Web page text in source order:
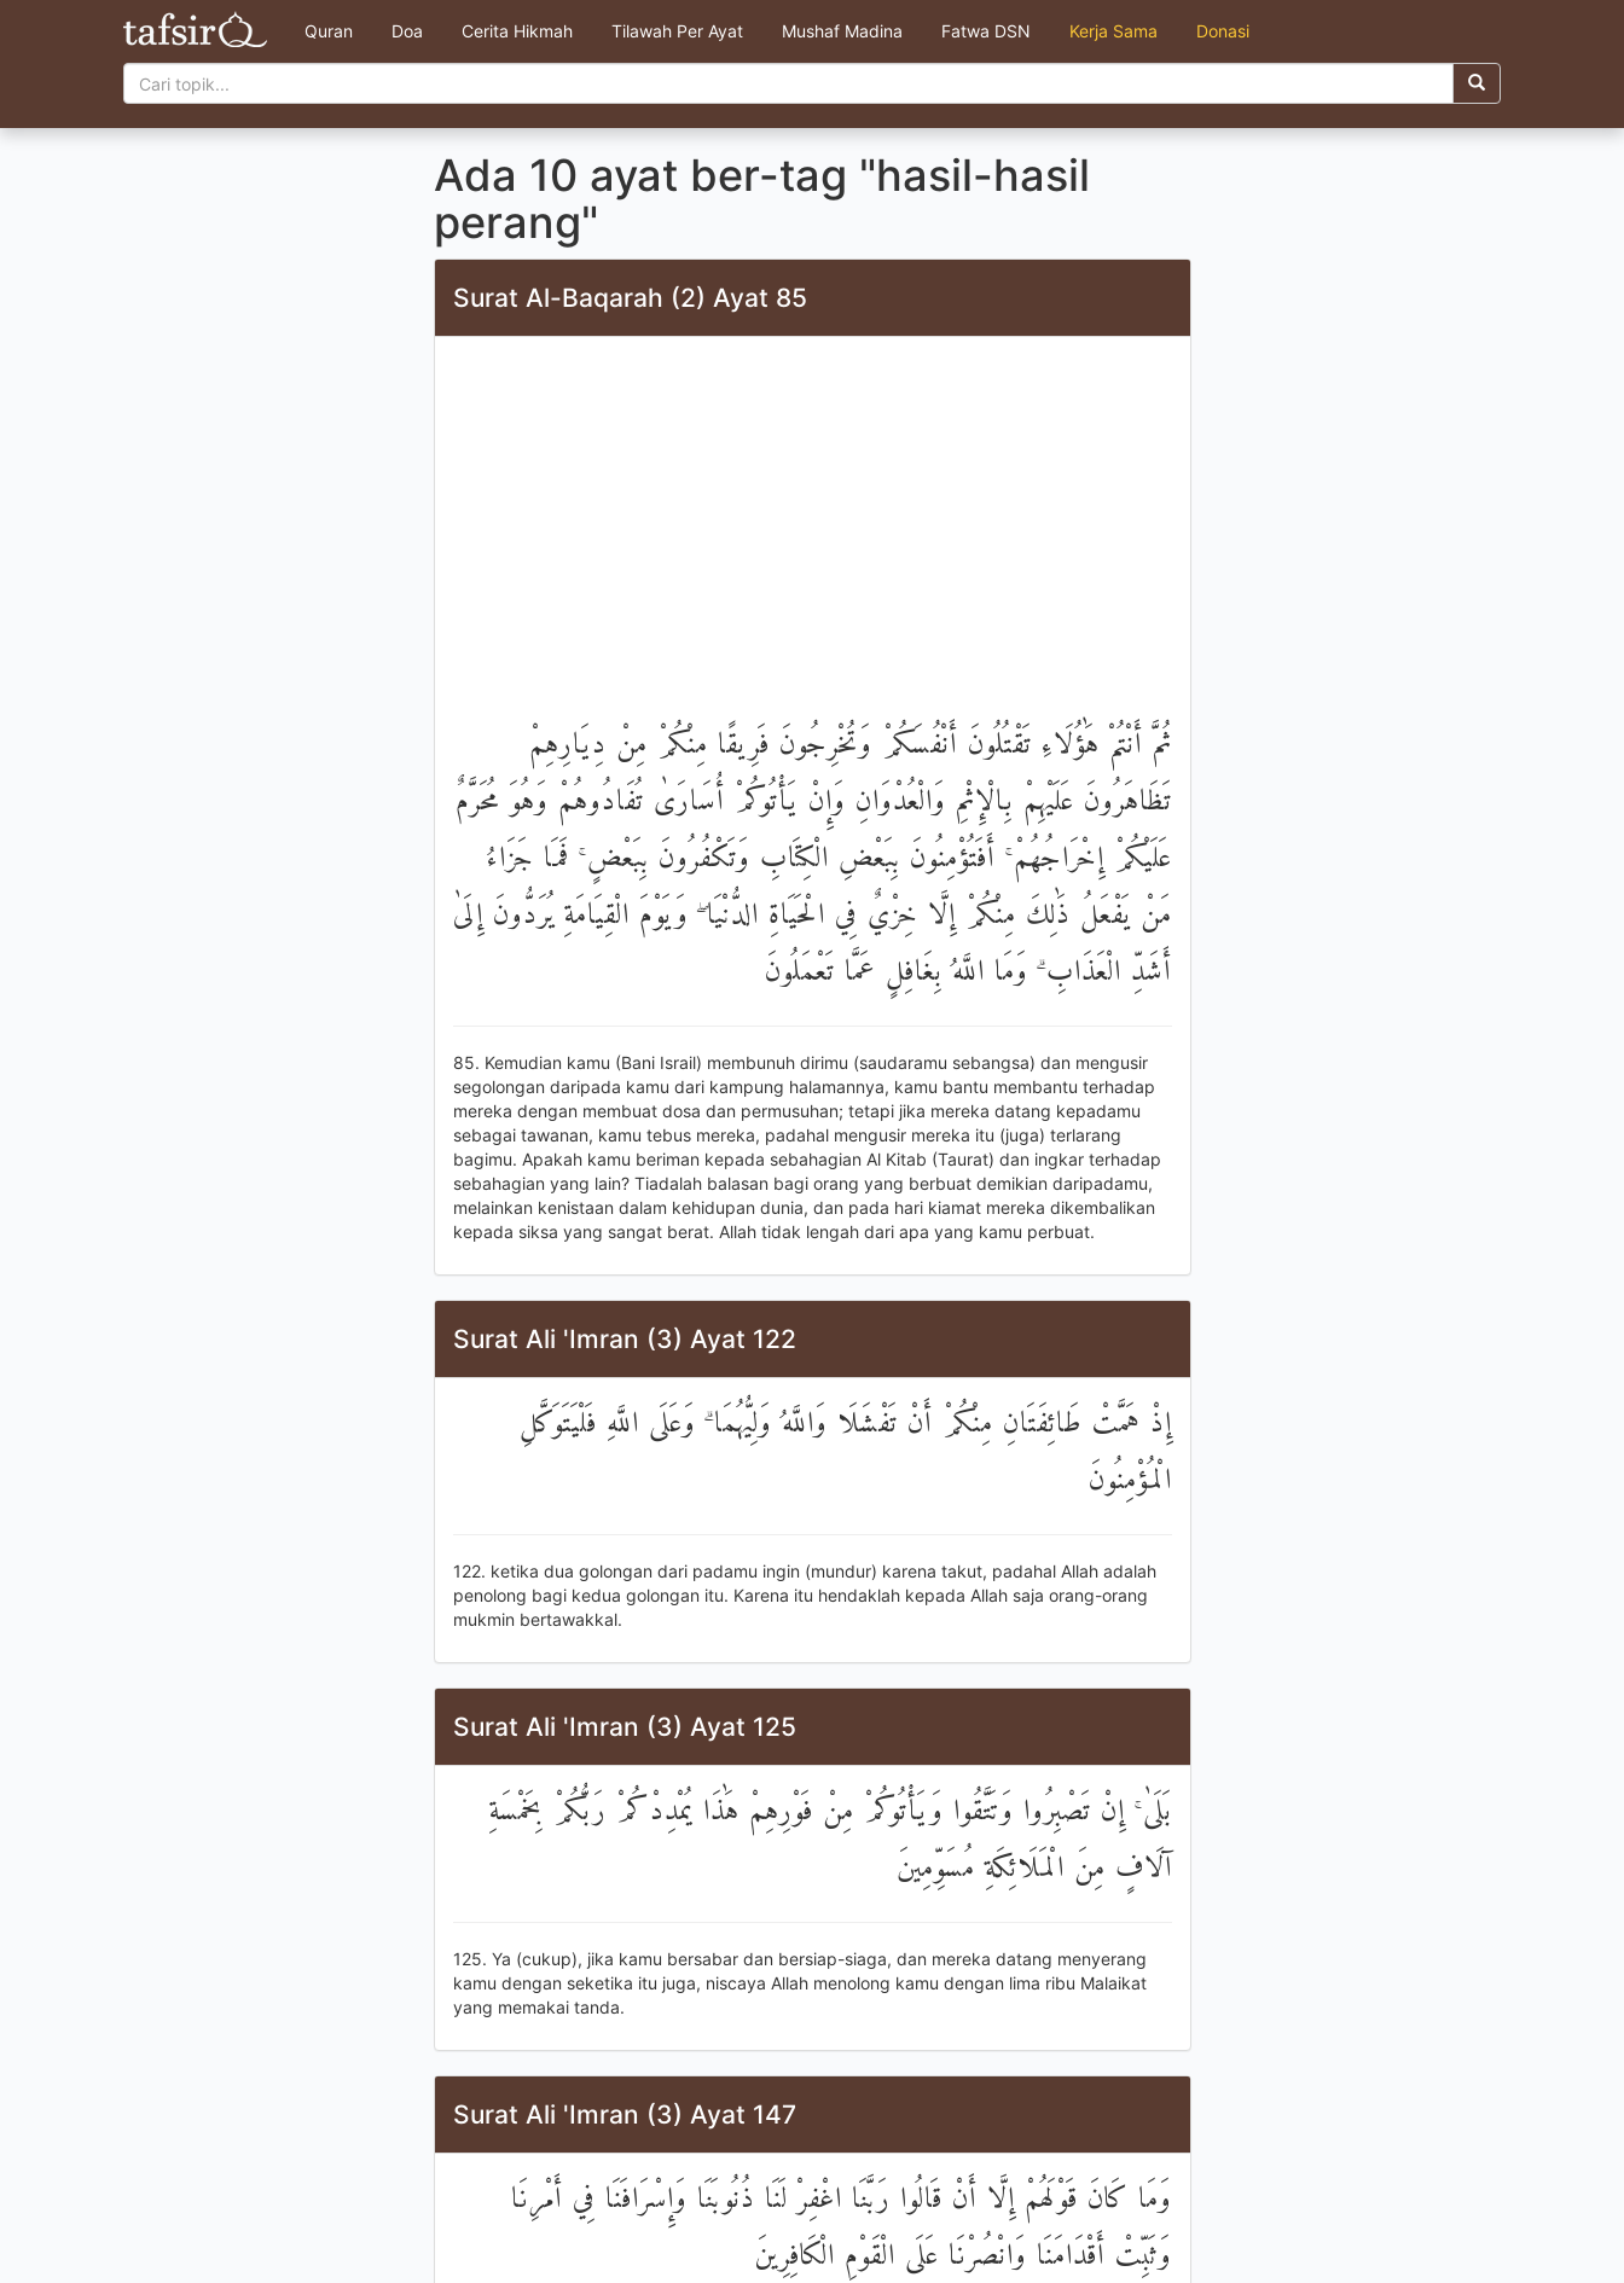
Quran Doa Cerita Hikmah Tilawah Per Ayat Mushaf Madina Fatwa DSN Kerja Sama Donasi
Ada 10 ayat ber-tag "hasil-hasil
perang"
Surat Al-Baqarah (2) Ayat 85
ثُمَّ أَنْتُمْ هَٰؤُلَاءِ تَقْتُلُونَ أَنْفُسَكُمْ وَتُخْرِجُونَ فَرِيقًا مِنْكُمْ مِنْ دِيَارِهِمْ
تَظَاهَرُونَ عَلَيْهِمْ بِالْإِثْمِ وَالْعُدْوَانِ وَإِنْ يَأْتُوكُمْ أُسَارَىٰ تُفَادُوهُمْ وَهُوَ مُحَرَّمٌ
عَلَيْكُمْ إِخْرَاجُهُمْ ۚ أَفَتُؤْمِنُونَ بِبَعْضِ الْكِتَابِ وَتَكْفُرُونَ بِبَعْضٍ ۚ فَمَا جَزَاءُ
مَنْ يَفْعَلُ ذَٰلِكَ مِنْكُمْ إِلَّا خِزْيٌ فِي الْحَيَاةِ الدُّنْيَا ۖ وَيَوْمَ الْقِيَامَةِ يُرَدُّونَ إِلَىٰ
أَشَدِّ الْعَذَابِ ۗ وَمَا اللَّهُ بِغَافِلٍ عَمَّا تَعْمَلُونَ
85. Kemudian kamu (Bani Israil) membunuh dirimu (saudaramu sebangsa) dan mengusir
segolongan daripada kamu dari kampung halamannya, kamu bantu membantu terhadap
mereka dengan membuat dosa dan permusuhan; tetapi jika mereka datang kepadamu
sebagai tawanan, kamu tebus mereka, padahal mengusir mereka itu (juga) terlarang
bagimu. Apakah kamu beriman kepada sebahagian Al Kitab (Taurat) dan ingkar terhadap
sebahagian yang lain? Tiadalah balasan bagi orang yang berbuat demikian daripadamu,
melainkan kenistaan dalam kehidupan dunia, dan pada hari kiamat mereka dikembalikan
kepada siksa yang sangat berat. Allah tidak lengah dari apa yang kamu perbuat.
Surat Ali 'Imran (3) Ayat 122
إِذْ هَمَّتْ طَائِفَتَانِ مِنْكُمْ أَنْ تَفْشَلَا وَاللَّهُ وَلِيُّهُمَا ۗ وَعَلَى اللَّهِ فَلْيَتَوَكَّلِ
الْمُؤْمِنُونَ
122. ketika dua golongan dari padamu ingin (mundur) karena takut, padahal Allah adalah
penolong bagi kedua golongan itu. Karena itu hendaklah kepada Allah saja orang-orang
mukmin bertawakkal.
Surat Ali 'Imran (3) Ayat 125
بَلَىٰ ۚ إِنْ تَصْبِرُوا وَتَتَّقُوا وَيَأْتُوكُمْ مِنْ فَوْرِهِمْ هَٰذَا يُمْدِدْكُمْ رَبُّكُمْ بِخَمْسَةِ
آلَافٍ مِنَ الْمَلَائِكَةِ مُسَوِّمِينَ
125. Ya (cukup), jika kamu bersabar dan bersiap-siaga, dan mereka datang menyerang
kamu dengan seketika itu juga, niscaya Allah menolong kamu dengan lima ribu Malaikat
yang memakai tanda.
Surat Ali 'Imran (3) Ayat 147
وَمَا كَانَ قَوْلَهُمْ إِلَّا أَنْ قَالُوا رَبَّنَا اغْفِرْ لَنَا ذُنُوبَنَا وَإِسْرَافَنَا فِي أَمْرِنَا
وَثَبِّتْ أَقْدَامَنَا وَانْصُرْنَا عَلَى الْقَوْمِ الْكَافِرِينَ